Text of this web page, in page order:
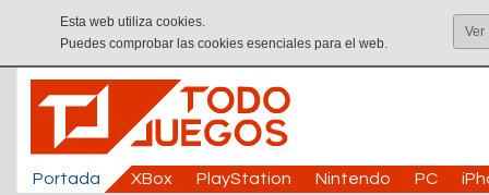
Esta web utiliza cookies.
Puedes comprobar las cookies esenciales para el web.
Ver
Portada XBox PlayStation Nintendo PC